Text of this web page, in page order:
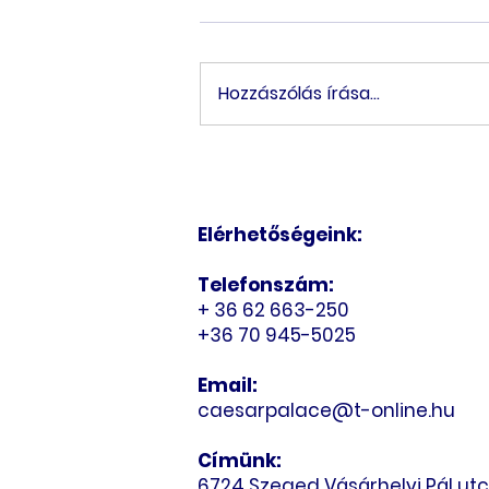
bölcsessége, újra
megszületve
Hozzászólás írása...
Elérhetőségeink:
Telefonszám:
+ 36 62 663-250
+36 70 945-5025
Email:
caesarpalace@t-online.hu
Címünk: